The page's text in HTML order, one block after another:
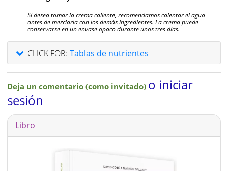
Si desea tomar la crema caliente, recomendamos calentar el agua
antes de mezclarla con los demás ingredientes. La crema puede
conservarse en un envase opaco durante unos tres días.
CLICK FOR: Tablas de nutrientes
Deja un comentario (como invitado) o iniciar
sesión
Libro